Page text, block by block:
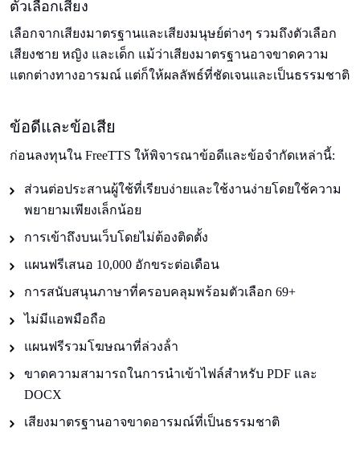
ตัวเลือกเสียง
เลือกจากเสียงมาตรฐานและเสียงมนุษย์ต่างๆ รวมถึงตัวเลือก
เสียงชาย หญิง และเด็ก แม้ว่าเสียงมาตรฐานอาจขาดความ
แตกต่างทางอารมณ์ แต่ก็ให้ผลลัพธ์ที่ชัดเจนและเป็นธรรมชาติ
ข้อดีและข้อเสีย
ก่อนลงทุนใน FreeTTS ให้พิจารณาข้อดีและข้อจํากัดเหล่านี้:
ส่วนต่อประสานผู้ใช้ที่เรียบง่ายและใช้งานง่ายโดยใช้ความ
พยายามเพียงเล็กน้อย
การเข้าถึงบนเว็บโดยไม่ต้องติดตั้ง
แผนฟรีเสนอ 10,000 อักขระต่อเดือน
การสนับสนุนภาษาที่ครอบคลุมพร้อมตัวเลือก 69+
ไม่มีแอพมือถือ
แผนฟรีรวมโฆษณาที่ล่วงล้ํา
ขาดความสามารถในการนําเข้าไฟล์สําหรับ PDF และ
DOCX
เสียงมาตรฐานอาจขาดอารมณ์ที่เป็นธรรมชาติ